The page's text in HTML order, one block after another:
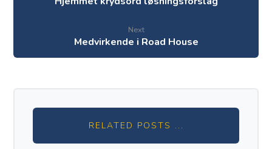
Next
Medvirkende i Road House
RELATED POSTS ...